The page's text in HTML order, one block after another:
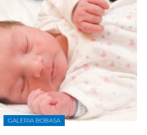
GALERIA BOBASA